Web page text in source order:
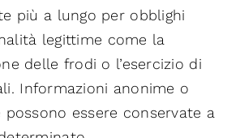
più a lungo per obblighi
legittime come la
delle frodi o l’esercizio di
Informazioni anonime o
possono essere conservate a